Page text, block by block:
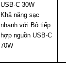
USB-C 30W
Khả năng sạc
nhanh với Bộ tiếp
hợp nguồn USB-C
70W